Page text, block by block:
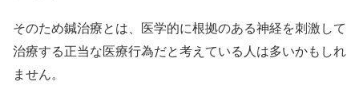
そのため鍼治療とは、医学的に根拠のある神経を刺激して
治療する正当な医療行為だと考えている人は多いかもしれ
ません。